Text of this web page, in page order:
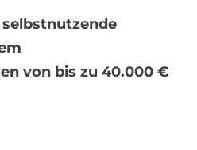
von bis zu 40.000 €